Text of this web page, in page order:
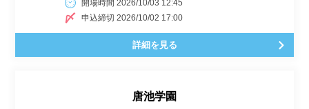
開場時間 2026/10/03 12:45
申込締切 2026/10/02 17:00
詳細を見る
唐池学園